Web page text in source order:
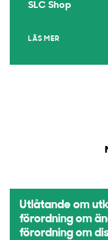
SLC Shop
LÄS MER
Utlåtande om
förordning om
förordning om